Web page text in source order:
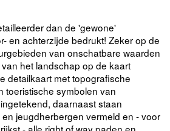
dan de 'gewone'
en achterzijde bedrukt! Zeker op de
van onschatbare waarden
het landschap op de kaart
detailkaart met topografische
toeristische symbolen van
daarnaast staan
jeugdherbergen vermeld en - voor